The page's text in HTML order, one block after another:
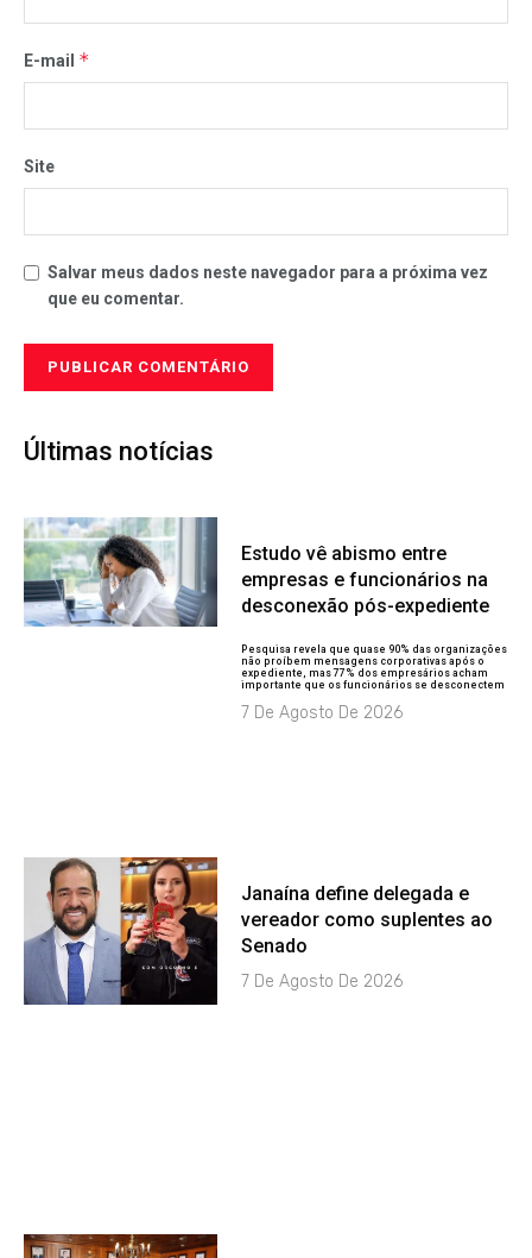
E-mail *
Site
Salvar meus dados neste navegador para a próxima vez
que eu comentar.
Últimas notícias
Estudo vê abismo entre
empresas e funcionários na
desconexão pós-expediente
Pesquisa revela que quase 90% das organizações
não proíbem mensagens corporativas após o
expediente, mas 77% dos empresários acham
importante que os funcionários se desconectem
7 De Agosto De 2026
Janaína define delegada e
vereador como suplentes ao
Senado
7 De Agosto De 2026